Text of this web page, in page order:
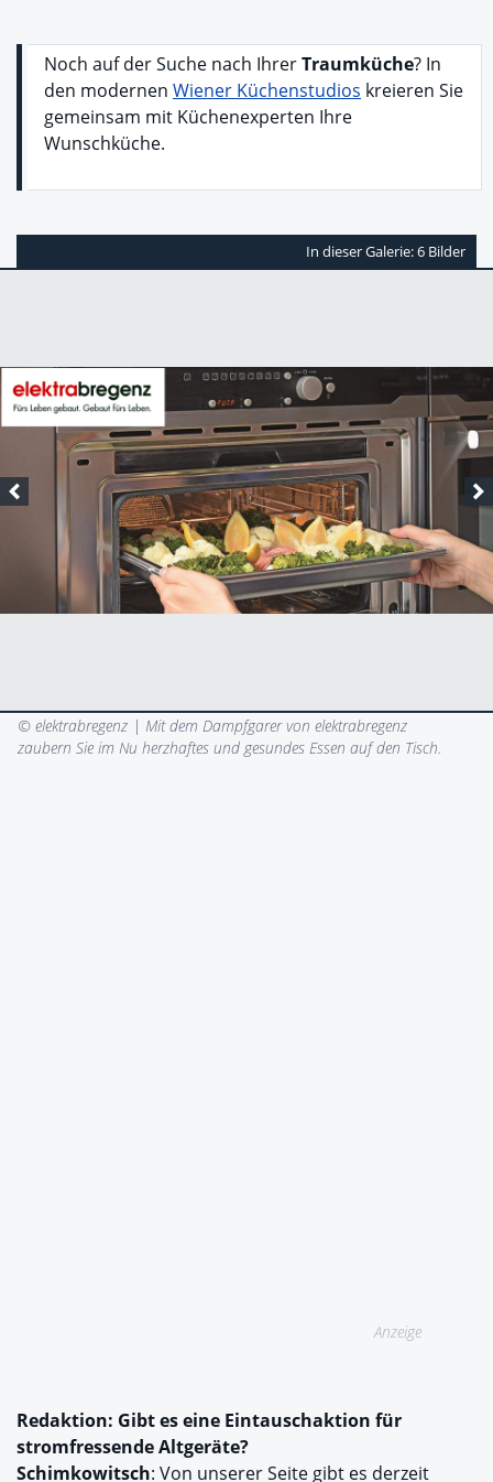
Noch auf der Suche nach IhrerTraumküche? In
den modernen Wiener Küchenstudios kreieren Sie
gemeinsam mit Küchenexperten Ihre
Wunschküche.
In dieser Galerie: 6 Bilder
© elektrabregenz | Mit dem Dampfgarer von elektrabregenz
zaubern Sie im Nu herzhaftes und gesundes Essen auf den Tisch.
Anzeige
Redaktion: Gibt es eine Eintauschaktion für
stromfressende Altgeräte?
Schimkowitsch: Von unserer Seite gibt es derzeit